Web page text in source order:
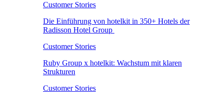
Customer Stories
Die Einführung von hotelkit in 350+ Hotels der
Radisson Hotel Group
Customer Stories
Ruby Group x hotelkit: Wachstum mit klaren
Strukturen
Customer Stories